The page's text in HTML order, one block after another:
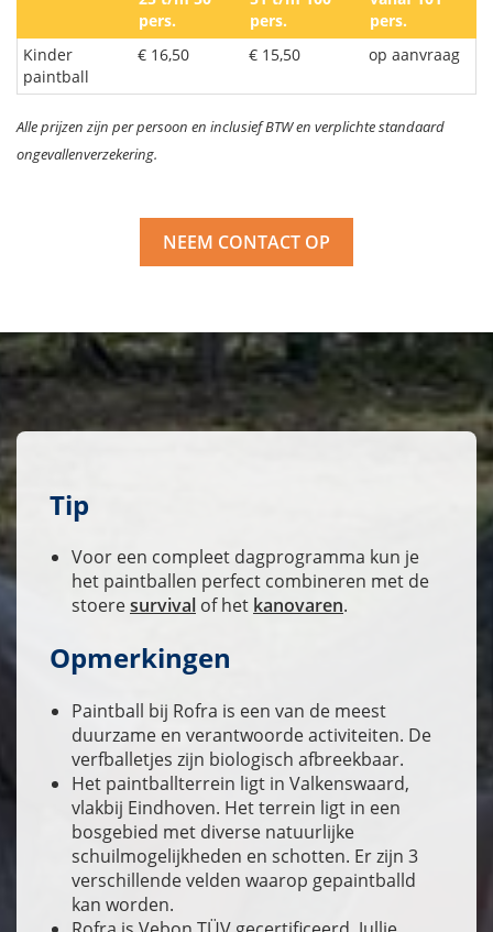
pers.
pers.
pers.
Kinder
paintball
€ 16,50 € 15,50 op aanvraag
Alle prijzen zijn per persoon en inclusief BTW en verplichte standaard
ongevallenverzekering.
NEEM CONTACT OP
Tip
Voor een compleet dagprogramma kun je
het paintballen perfect combineren met de
stoeresurvival of het kanovaren.
Opmerkingen
Paintball bij Rofra is een van de meest
duurzame en verantwoorde activiteiten. De
verfballetjes zijn biologisch afbreekbaar.
Het paintballterrein ligt in Valkenswaard,
vlakbij Eindhoven. Het terrein ligt in een
bosgebied met diverse natuurlijke
schuilmogelijkheden en schotten. Er zijn 3
verschillende velden waarop gepaintballd
kan worden.